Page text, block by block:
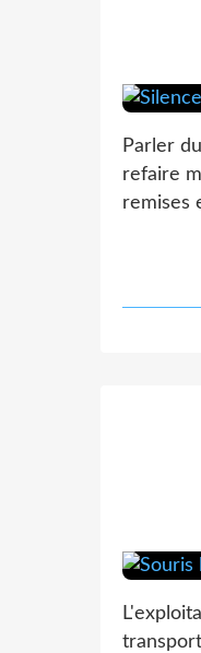
Parler
refaire
remises